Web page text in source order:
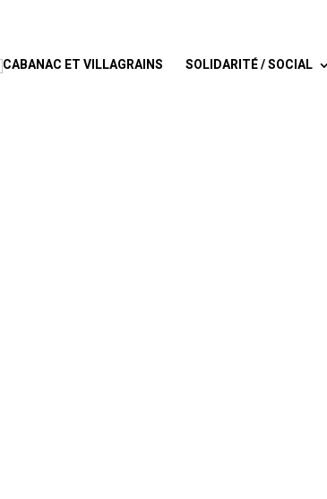
SOLIDARITÉ / SOCIAL